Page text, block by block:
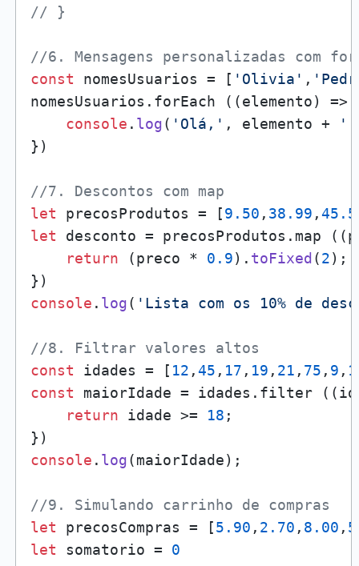
// }
//6. Mensagens personalizadas com
const nomesUsuarios = [ 'Olivia' ,
nomesUsuarios. forEach ( (elemento) =>
console . log( 'Olá,' , elemento +
})
//7. Descontos com map
let precosProdutos = [9.50 , 38.99 ,
let desconto = precosProdutos. map ( (
return (preco * 0.9). toFixed (2);
console . log( 'Lista com os 10% de
//8. Filtrar valores altos
const idades = [ 12 ,45 , 17 , 19 , 21 , 75 , 9 ,
const maiorIdade = idades. filter ( (
return idade >= 18 ;
console . log(maiorIdade);
//9. Simulando carrinho de compras
let precosCompras = [5.90 , 2.70 , 8.00 ,
let somatorio = 0